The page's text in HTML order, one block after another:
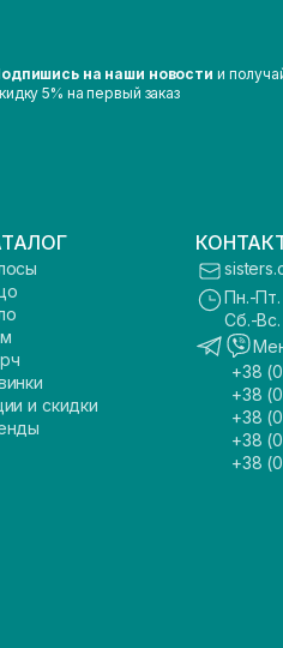
на наши новости и
5% на первый заказ
и скидки
Пн.-Пт.
Сб.-Вс.
+38
+38
+38
+38
+38